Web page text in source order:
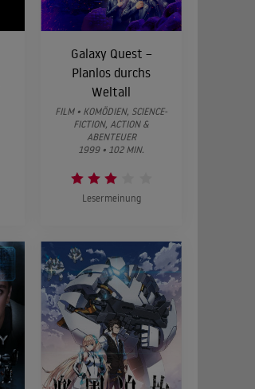
Galaxy Quest –
Planlos durchs
Weltall
FILM • KOMÖDIEN, SCIENCE-
FICTION, ACTION &
ABENTEUER
1999 • 102 MIN.
Lesermeinung